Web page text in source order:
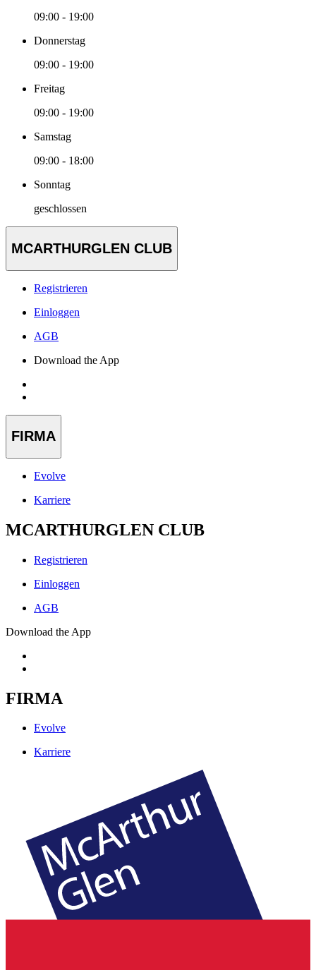
09:00 - 19:00
Donnerstag
09:00 - 19:00
Freitag
09:00 - 19:00
Samstag
09:00 - 18:00
Sonntag
geschlossen
MCARTHURGLEN CLUB
Registrieren
Einloggen
AGB
Download the App
FIRMA
Evolve
Karriere
MCARTHURGLEN CLUB
Registrieren
Einloggen
AGB
Download the App
FIRMA
Evolve
Karriere